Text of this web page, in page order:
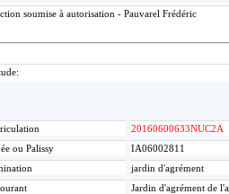
soumise à autorisation - Pauvarel Frédéric
20160600633NUC2A
ou Palissy
IA06002811
jardin d'agrément
Jardin d'agrément de